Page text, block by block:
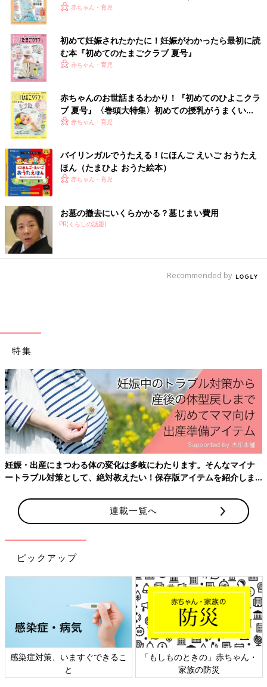
参考／『中期のひよこクラブ』2022年秋号特集「4～7カ月ごろ
●記事の内容は記事執筆当時の情報であり、現在と異なる場合が
あります。
『中期のひよこクラブ』2022年秋号には、4～7カ月ごろから見
られる、首すわり、寝返り、おすわり、はいはいのことがわかる
「体の発育・発達のギモンを徹底解説！」特集があります。
最新号はこちら！
Amazonで購入する（送料無料）
楽天ブックスで購入する（送料無料）
赤ちゃん・育児
初めて妊娠されたかたに！妊娠がわかったら最初に読
む本『初めてのたまごクラブ 夏号』
赤ちゃん・育児
赤ちゃんのお世話まるわかり！『初めてのひよこクラ
ブ 夏号』〈巻頭大特集〉初めての授乳がうまくい
く！ おっぱい・ミルクの基本と夏のトラブル 解決テ
赤ちゃん・育児
バイリンガルでうたえる！にほんご えいご おうたえ
ほん（たまひよ おうた絵本）
赤ちゃん・育児
お墓の撤去にいくらかかる？墓じまい費用
PR(くらしの話題)
Recommended by
特集
妊娠・出産にまつわる体の変化は多岐にわたります。そんなマイナ
ートラブル対策として、絶対教えたい！保存版アイテムを紹介しま
連載一覧へ
ピックアップ
感染症対策、いますぐできるこ
と
「もしものときの」赤ちゃん・
家族の防災